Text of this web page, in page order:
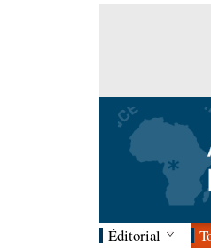
Éditorial